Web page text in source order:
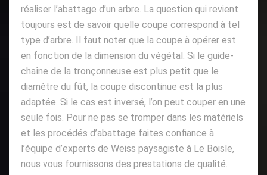
réaliser l’abattage d’un arbre. La question qui revient
toujours est de savoir quelle coupe correspond à tel
type d’arbre. Il faut noter que la coupe à opérer est
en fonction de la dimension du végétal. Si le guide-
chaîne de la tronçonneuse est plus petit que le
diamètre du fût, la coupe discontinue est la plus
adaptée. Si le cas est inversé, l’on peut couper en une
seule fois. Pour ne pas se tromper dans les matériels
et les procédés d’abattage faites confiance à
l’équipe d’experts de Weiss paysagiste à Le Boisle,
nous vous fournissons des prestations de qualité.